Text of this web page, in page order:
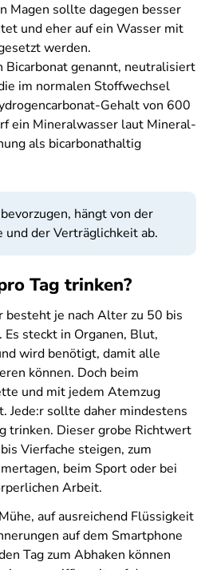
Magen sollte dagegen besser
und eher auf ein Wasser mit
werden.
Bicarbonat genannt, neutralisiert
im normalen Stoffwechsel
Gehalt von 600
ein Mineralwasser laut Mineral-
als bicarbonathaltig
hängt von der
und der Verträglichkeit ab.
Tag trinken?
besteht je nach Alter zu 50 bis
steckt in Organen, Blut,
wird benötigt, damit alle
können. Doch beim
und mit jedem Atemzug
Jede:r sollte daher mindestens
trinken. Dieser grobe Richtwert
Vierfache steigen, zum
beim Sport oder bei
Arbeit.
auf ausreichend Flüssigkeit
auf dem Smartphone
Tag zum Abhaken können